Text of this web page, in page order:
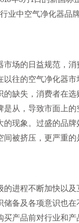
业中空气净化器品
市场的日益规范，
以往的空气净化器
的缺失，消费者在选
是从，导致市面上的
的现象。过盛的品
间被挤压，更严重的
的进程不断加快以及
储备及各项意识也在
买产品前对行业和产